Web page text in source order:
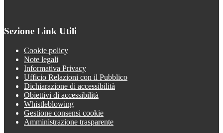
Sezione Link Utili
Cookie policy
Note legali
Informativa Privacy
Ufficio Relazioni con il Pubblico
Dichiarazione di accessibilità
Obiettivi di accessibilità
Whistleblowing
Gestione consensi cookie
Amministrazione trasparente